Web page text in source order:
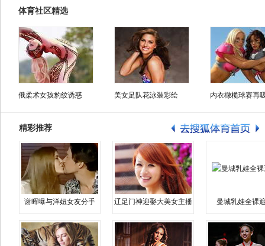
体育社区精选
俄柔术女孩豹纹诱惑 美女足队花泳装彩绘 内衣橄榄球赛再
精彩推荐
谢晖曝与洋妞女友分手 辽足门神迎娶大美女主播 曼城乳娃全裸